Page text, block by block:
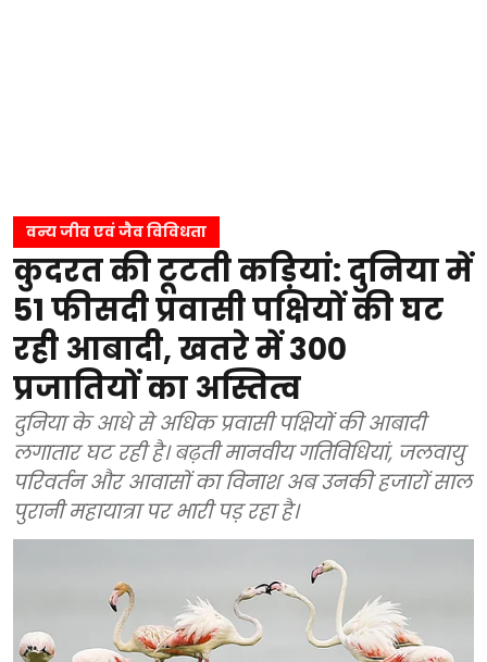
वन्य जीव एवं जैव विविधता
कुदरत की टूटती कड़ियां: दुनिया में
51 फीसदी प्रवासी पक्षियों की घट
रही आबादी, खतरे में 300
प्रजातियों का अस्तित्व
दुनिया के आधे से अधिक प्रवासी पक्षियों की आबादी
लगातार घट रही है। बढ़ती मानवीय गतिविधियां, जलवायु
परिवर्तन और आवासों का विनाश अब उनकी हजारों साल
पुरानी महायात्रा पर भारी पड़ रहा है।